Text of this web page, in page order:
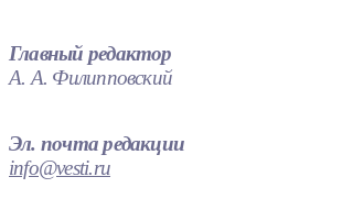
Главный редактор
А. А. Филипповский
Эл. почта редакции
info@vesti.ru